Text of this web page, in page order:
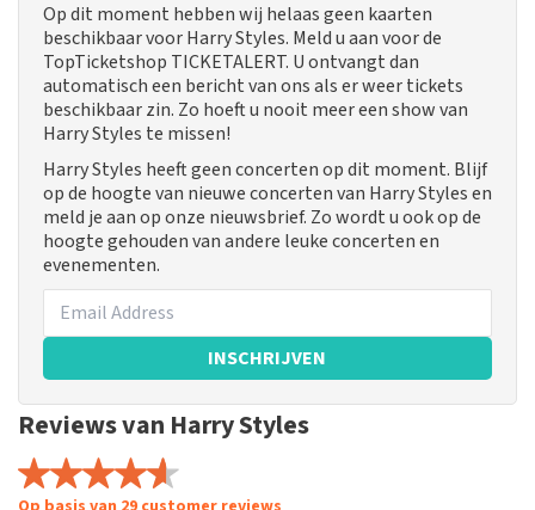
Op dit moment hebben wij helaas geen kaarten
beschikbaar voor Harry Styles. Meld u aan voor de
TopTicketshop TICKETALERT. U ontvangt dan
automatisch een bericht van ons als er weer tickets
beschikbaar zin. Zo hoeft u nooit meer een show van
Harry Styles te missen!
Harry Styles heeft geen concerten op dit moment. Blijf
op de hoogte van nieuwe concerten van Harry Styles en
meld je aan op onze nieuwsbrief. Zo wordt u ook op de
hoogte gehouden van andere leuke concerten en
evenementen.
INSCHRIJVEN
Reviews van Harry Styles